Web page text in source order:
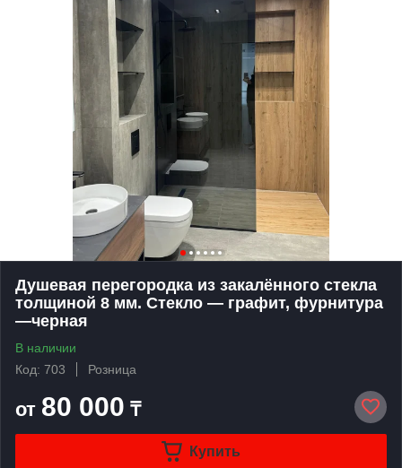
Душевая перегородка из закалённого стекла
толщиной 8 мм. Стекло — графит, фурнитура
—черная
В наличии
Код: 703
Розница
от 80 000 ₸
Купить